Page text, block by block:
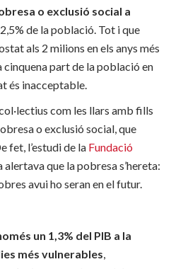
o exclusió social a
de la població. Tot i que
als 2 milions en els anys més
cinquena part de la població en
és inacceptable.
com les llars amb fills
o exclusió social, que
fet, l’estudi de la Fundació
alertava que la pobresa s’hereta:
avui ho seran en el futur.
un 1,3% del PIB a la
més vulnerables,